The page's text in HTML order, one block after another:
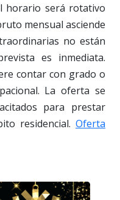
horario será rotativo
mensual asciende
no están
es inmediata.
contar con grado o
La oferta se
para prestar
residencial. Oferta